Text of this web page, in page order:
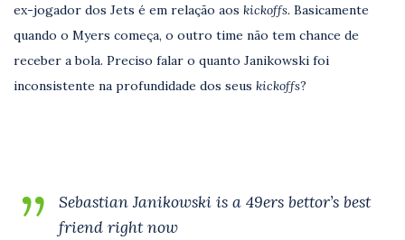
ex-jogador dos Jets é em relação aos kickoffs. Basicamente
quando o Myers começa, o outro time não tem chance de
receber a bola. Preciso falar o quanto Janikowski foi
inconsistente na profundidade dos seus kickoffs?
Sebastian Janikowski is a 49ers bettor’s best
friend right now